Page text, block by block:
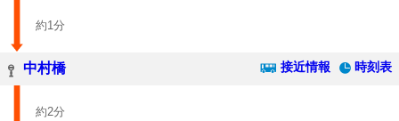
約1分
中村橋 接近情報 時刻表
約2分